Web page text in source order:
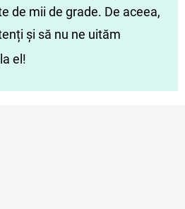
de mii de grade. De aceea,
și să nu ne uităm
el!